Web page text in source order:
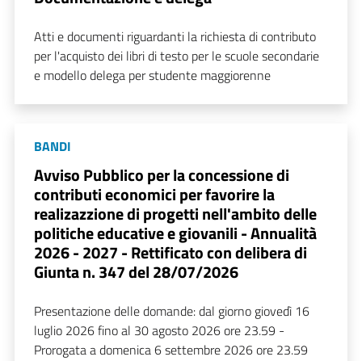
Atti e documenti riguardanti la richiesta di contributo
per l'acquisto dei libri di testo per le scuole secondarie
e modello delega per studente maggiorenne
BANDI
Avviso Pubblico per la concessione di
contributi economici per favorire la
realizazzione di progetti nell'ambito delle
politiche educative e giovanili - Annualità
2026 - 2027 - Rettificato con delibera di
Giunta n. 347 del 28/07/2026
Presentazione delle domande: dal giorno giovedì 16
luglio 2026 fino al 30 agosto 2026 ore 23.59 -
Prorogata a domenica 6 settembre 2026 ore 23.59